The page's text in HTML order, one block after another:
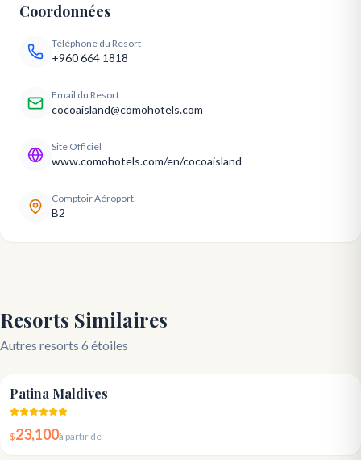
Coordonnées
Téléphone du Resort
+960 664 1818
Email du Resort
cocoaisland@comohotels.com
Site Officiel
www.comohotels.com/en/cocoaisland
Comptoir Aéroport
B2
Resorts Similaires
Autres resorts 6 étoiles
Patina Maldives
$23,100à partir de